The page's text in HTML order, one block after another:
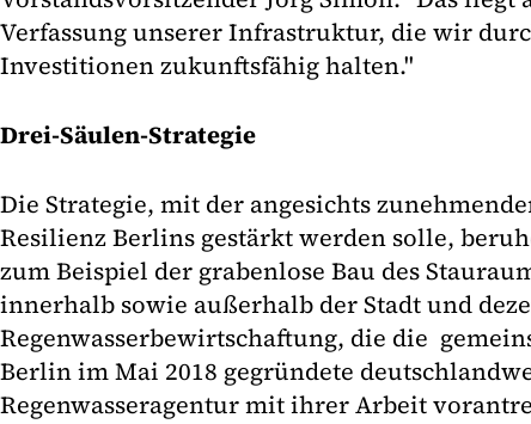
Verfassung unserer Infrastruktur, die wir
Investitionen zukunftsfähig halten."
Drei-Säulen-Strategie
Die Strategie, mit der angesichts
Resilienz Berlins gestärkt werden solle,
zum Beispiel der grabenlose Bau des
innerhalb sowie außerhalb der Stadt und
Regenwasserbewirtschaftung, die die
Berlin im Mai 2018 gegründete
Regenwasseragentur mit ihrer Arbeit